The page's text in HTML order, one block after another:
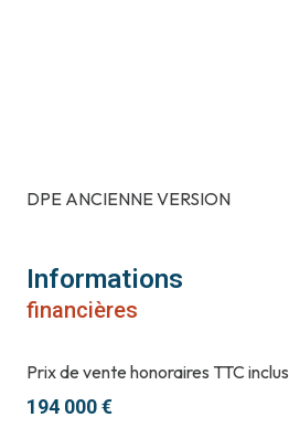
DPE ANCIENNE VERSION
Informations
financières
Prix de vente honoraires TTC inclus
194 000 €